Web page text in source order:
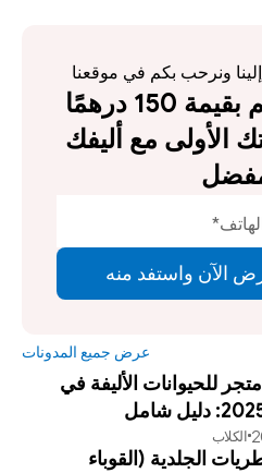
عرض جميع المدونات
أفضل 15 متجر للحيوانات الأليفة في
الكلاب
الجلدية (القوباء
ونرحب بكم في موقعنا
الآن واستفد منه